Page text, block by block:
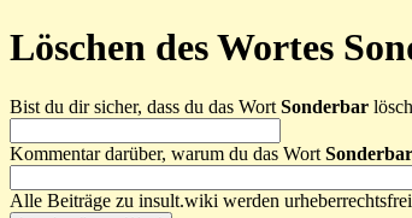
Löschen des Wortes
Bist du dir sicher, dass du das Wort Sonderbar
Kommentar darüber, warum du das Wort Sonderbar
Alle Beiträge zu insult.wiki werden